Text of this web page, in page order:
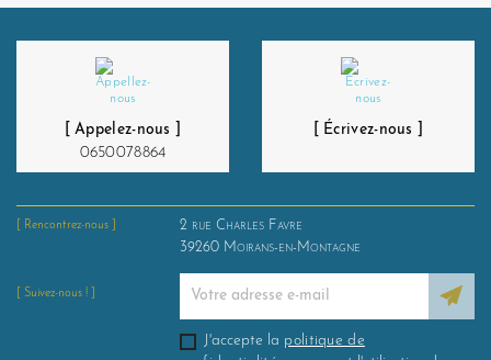
[ Appelez-nous ]
0650078864
[ Écrivez-nous ]
[ Rencontrez-nous ]
2 rue Charles Favre
39260 Moirans-en-Montagne
[ Suivez-nous ! ]
J'accepte la politique de